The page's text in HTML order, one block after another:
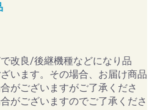
改良/後継機種などになり品
います。その場合、お届け商品
がございますがご了承くださ
がございますのでご了承くださ